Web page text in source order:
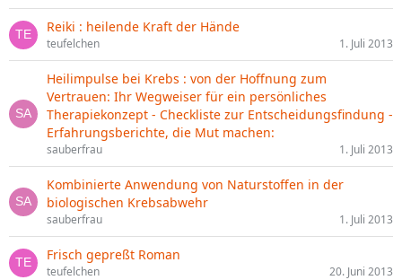
Reiki : heilende Kraft der Hände
teufelchen 1. Juli 2013
Heilimpulse bei Krebs : von der Hoffnung zum
Vertrauen: Ihr Wegweiser für ein persönliches
Therapiekonzept - Checkliste zur Entscheidungsfindung -
Erfahrungsberichte, die Mut machen:
sauberfrau 1. Juli 2013
Kombinierte Anwendung von Naturstoffen in der
biologischen Krebsabwehr
sauberfrau 1. Juli 2013
Frisch gepreßt Roman
teufelchen 20. Juni 2013